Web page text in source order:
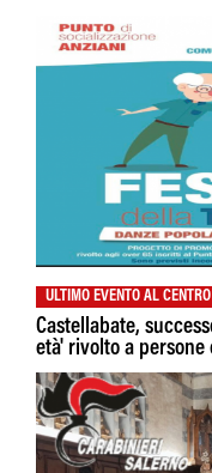
ULTIMO EVENTO AL
Castellabate,
età' rivolto a persone